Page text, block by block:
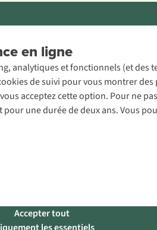
en ligne
analytiques et fonctionnels (et
de suivi pour vous montrer
acceptez cette option. Pour ne
une durée de deux ans. Vous
Accepter tout